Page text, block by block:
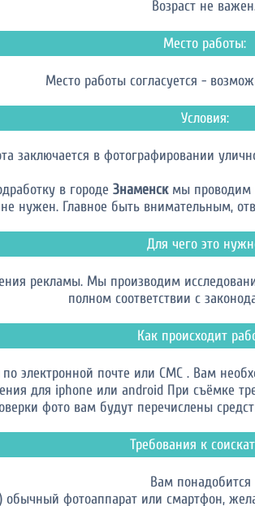
Возраст не
Место работы:
Место работы согласуется -
Условия:
заключается в фотографировании
в городе Знаменскмы проводим
нужен. Главное быть внимательным,
Для чего это
рекламы. Мы производим
полном соответствии с
Как происходит
электронной почте или СМС . Вам
для iphone или android При съёмке
фото вам будут перечислены
Требования к
Вам понадобится
обычный фотоаппарат или смартфон,